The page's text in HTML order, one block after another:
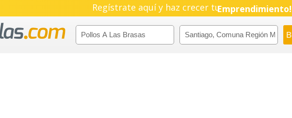
Regístrate aquí y haz crecer tuPyme!
Emprendimiento!